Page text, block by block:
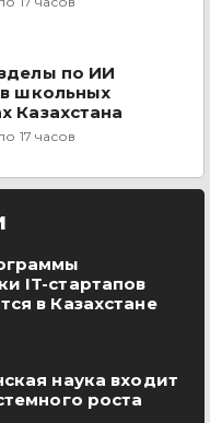
по ИИ
школьных
Казахстана
17 часов
IT-стартапов
в Казахстане
наука входит
роста